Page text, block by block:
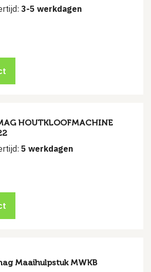
3-5 werkdagen
HOUTKLOOFMACHINE
5 werkdagen
Maaihulpstuk MWKB